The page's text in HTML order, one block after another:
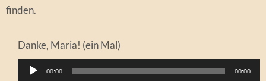
finden.
Danke, Maria! (ein Mal)
Audio-00:00 00:00